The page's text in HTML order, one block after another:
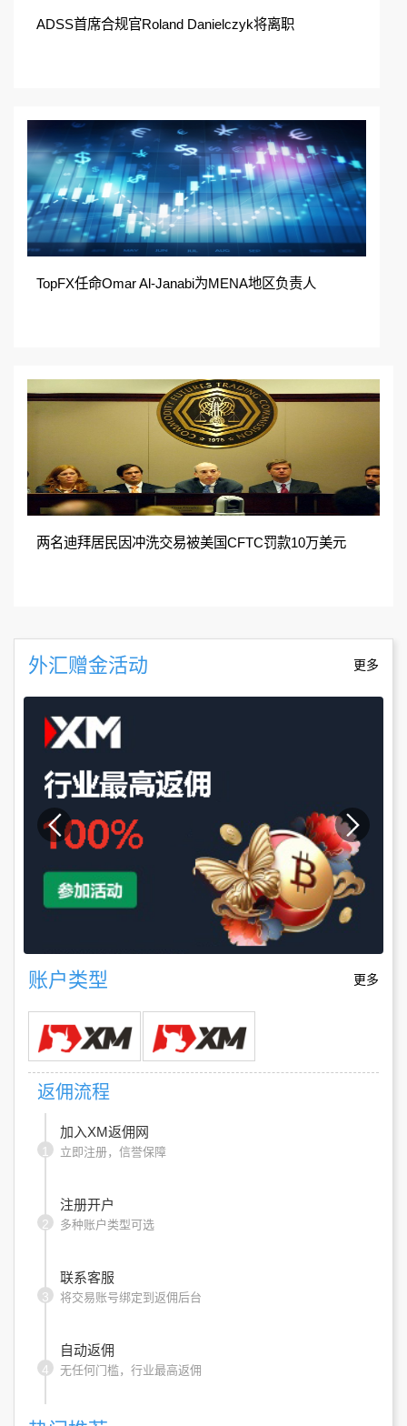
ADSS首席合规官Roland Danielczyk将离职
TopFX任命Omar Al-Janabi为MENA地区负责人
两名迪拜居民因冲洗交易被美国CFTC罚款10万美元
外汇赠金活动 更多
账户类型 更多
返佣流程
1
加入XM返佣网
立即注册，信誉保障
2
注册开户
多种账户类型可选
3
联系客服
将交易账号绑定到返佣后台
4
自动返佣
无任何门槛，行业最高返佣